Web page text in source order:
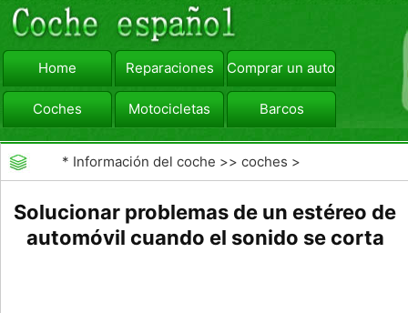
Home Reparaciones Comprar un automóvil
Coches Motocicletas Barcos
viajar Camiones
* Información del coche >>coches >
Solucionar problemas de un estéreo de
automóvil cuando el sonido se corta